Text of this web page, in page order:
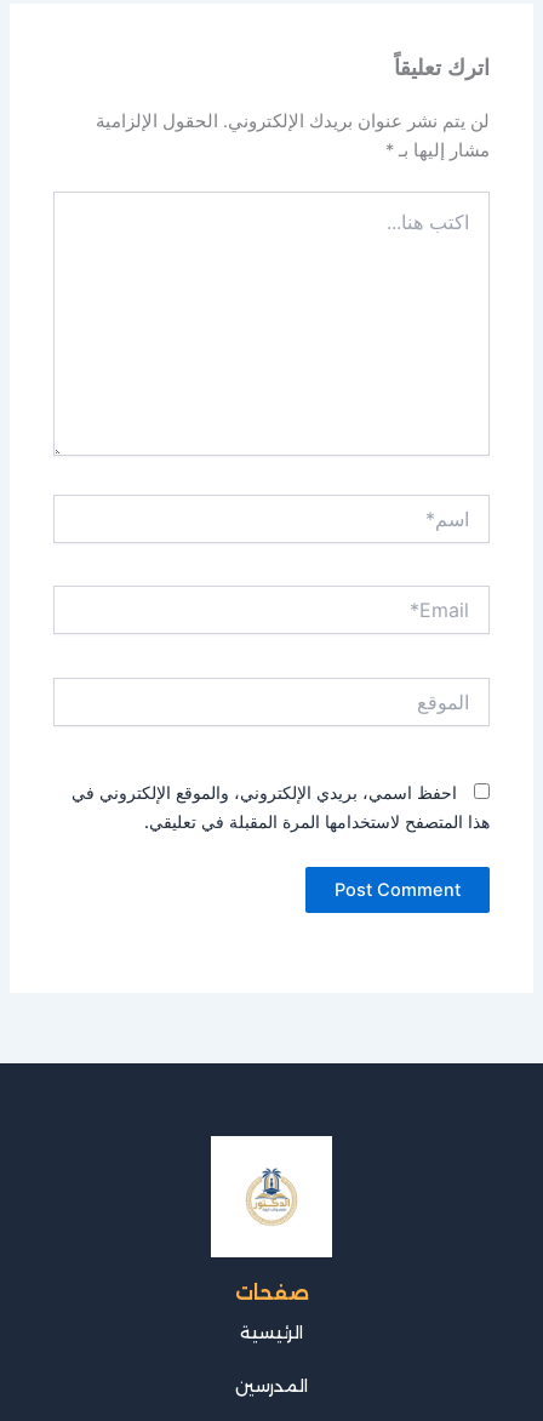
اترك تعليقاً
لن يتم نشر عنوان بريدك الإلكتروني. الحقول الإلزامية
مشار إليها بـ*
هنا...
احفظ اسمي، بريدي الإلكتروني، والموقع الإلكتروني في
هذا المتصفح لاستخدامها المرة المقبلة في تعليقي.
صفحات
الرئيسية
المدرسين